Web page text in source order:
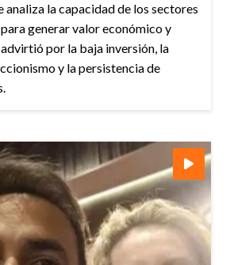
analiza la capacidad de los sectores
generar valor económico y
por la baja inversión, la
y la persistencia de